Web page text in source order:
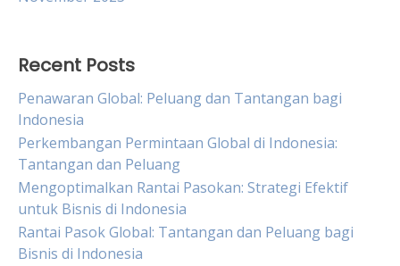
Recent Posts
Penawaran Global: Peluang dan Tantangan bagi
Indonesia
Perkembangan Permintaan Global di Indonesia:
Tantangan dan Peluang
Mengoptimalkan Rantai Pasokan: Strategi Efektif
untuk Bisnis di Indonesia
Rantai Pasok Global: Tantangan dan Peluang bagi
Bisnis di Indonesia